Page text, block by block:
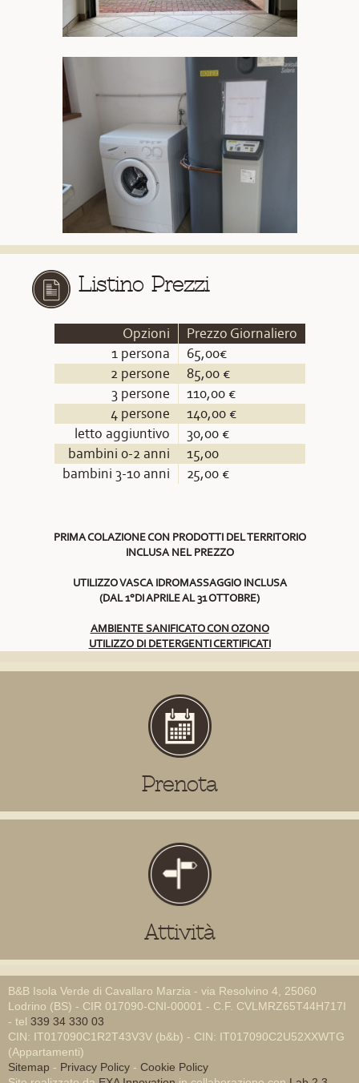
Listino Prezzi
Opzioni
Prezzo Giornaliero
1 persona
65,00€
2 persone
85,00 €
3 persone
110,00 €
4 persone
140,00 €
letto aggiuntivo
30,00 €
bambini 0-2 anni
15,00
bambini 3-10 anni
25,00 €
PRIMA COLAZIONE CON PRODOTTI DEL TERRITORIO
INCLUSA NEL PREZZO
UTILIZZO VASCA IDROMASSAGGIO INCLUSA
(DAL 1°DI APRILE AL 31 OTTOBRE)
AMBIENTE SANIFICATO CON OZONO
UTILIZZO DI DETERGENTI CERTIFICATI
Prenota
Attività
B&B Isola Verde di Cavallaro Marzia - via Resolvino 4, 25060
Lodrino (BS) - CIR 017090-CNI-00001 - C.F. CVLMRZ65T44H717I
- tel 339 34 330 03
CIN: IT017090C1R2T43V3V (b&b) - CIN: IT017090C2U52XXWTG
(Appartamenti)
Sitemap - Privacy Policy - Cookie Policy